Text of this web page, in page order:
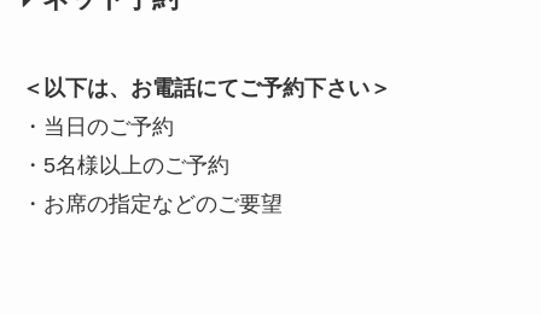
＜以下は、お電話にてご予約下さい＞
・当日のご予約
・5名様以上のご予約
・お席の指定などのご要望